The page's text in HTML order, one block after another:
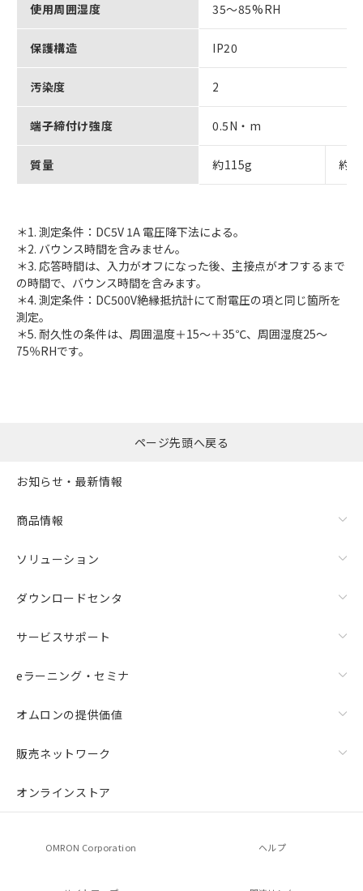
使用周囲湿度 35～85%RH
保護構造 IP20
汚染度 2
端子締付け強度 0.5N・m
質量 約115g 約
＊1. 測定条件：DC5V 1A 電圧降下法による。
＊2. バウンス時間を含みません。
＊3. 応答時間は、入力がオフになった後、主接点がオフするまで
の時間で、バウンス時間を含みます。
＊4. 測定条件：DC500V絶縁抵抗計にて耐電圧の項と同じ箇所を
測定。
＊5. 耐久性の条件は、周囲温度＋15～＋35℃、周囲湿度25～
75％RHです。
ページ先頭へ戻る
お知らせ・最新情報
商品情報
ソリューション
ダウンロードセンタ
サービスサポート
eラーニング・セミナ
オムロンの提供価値
販売ネットワーク
オンラインストア
OMRON Corporation ヘルプ